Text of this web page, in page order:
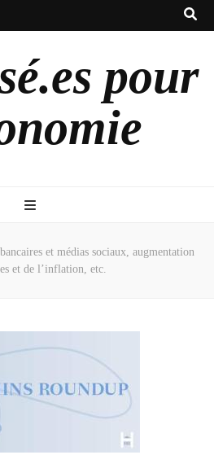
pour
et médias sociaux, augmentation
et de l’inflation, etc.